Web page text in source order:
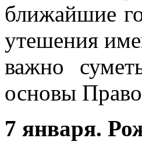
ближайшие
утешения
важно
основы
7 января.